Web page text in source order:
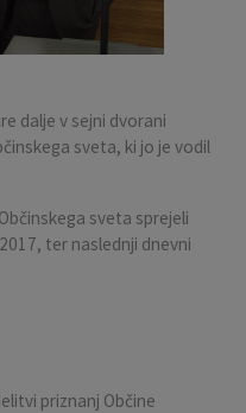
dalje v sejni dvorani
sveta, ki jo je vodil
sveta sprejeli
ter naslednji dnevni
priznanj Občine
prometu